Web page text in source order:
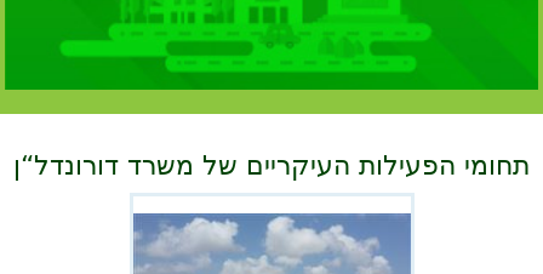
תחומי הפעילות העיקריים של משרד דורונדל“ן